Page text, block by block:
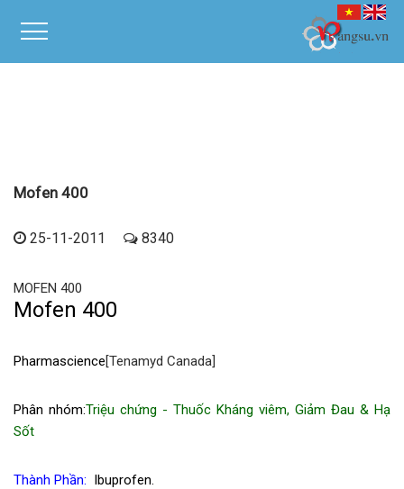
Mofen 400
25-11-2011 8340
MOFEN 400
Mofen 400
Pharmascience[Tenamyd Canada]
Phân nhóm:Triệu chứng - Thuốc Kháng viêm, Giảm Đau & Hạ
Sốt
Thành Phần: Ibuprofen.